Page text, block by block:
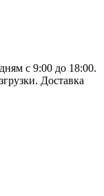
с 9:00 до 18:00.
Доставка